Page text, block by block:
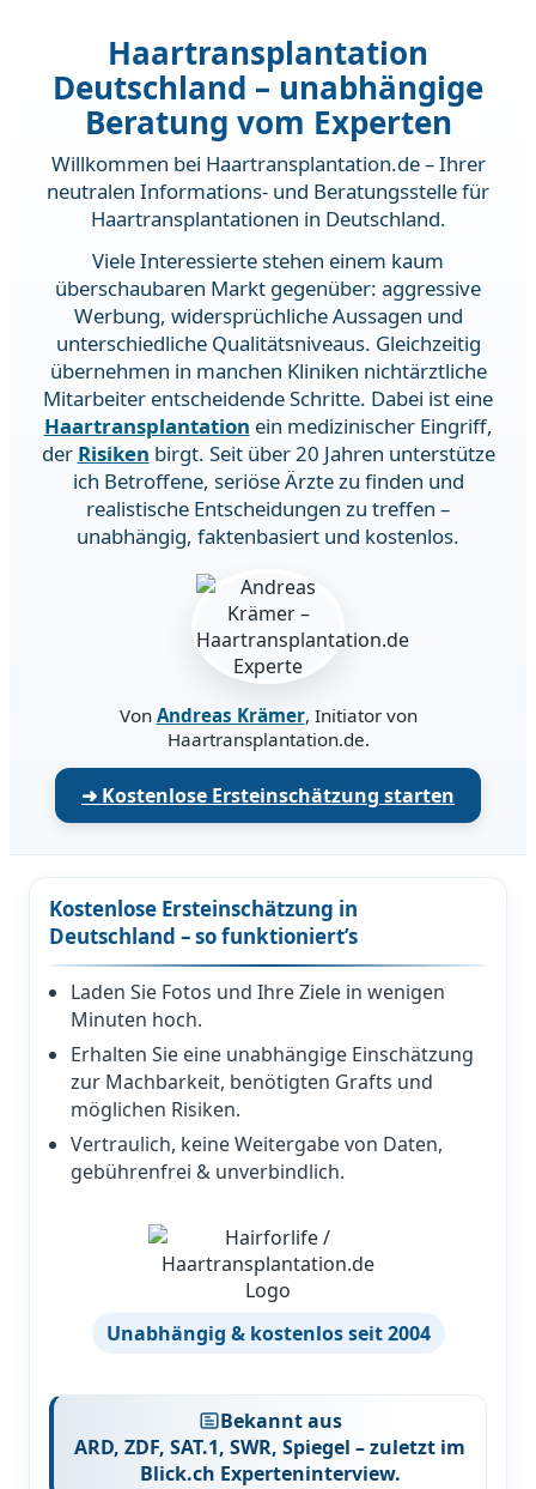
Haartransplantation
Deutschland – unabhängige
Beratung vom Experten
Willkommen bei Haartransplantation.de – Ihrer
neutralen Informations- und Beratungsstelle für
Haartransplantationen in Deutschland.
Viele Interessierte stehen einem kaum
überschaubaren Markt gegenüber: aggressive
Werbung, widersprüchliche Aussagen und
unterschiedliche Qualitätsniveaus. Gleichzeitig
übernehmen in manchen Kliniken nichtärztliche
Mitarbeiter entscheidende Schritte. Dabei ist eine
Haartransplantation ein medizinischer Eingriff,
der Risiken birgt. Seit über 20 Jahren unterstütze
ich Betroffene, seriöse Ärzte zu finden und
realistische Entscheidungen zu treffen –
unabhängig, faktenbasiert und kostenlos.
Von Andreas Krämer, Initiator von
Haartransplantation.de.
➜ Kostenlose Ersteinschätzung starten
Kostenlose Ersteinschätzung in
Deutschland – so funktioniert’s
Laden Sie Fotos und Ihre Ziele in wenigen
Minuten hoch.
Erhalten Sie eine unabhängige Einschätzung
zur Machbarkeit, benötigten Grafts und
möglichen Risiken.
Vertraulich, keine Weitergabe von Daten,
gebührenfrei & unverbindlich.
Unabhängig & kostenlos seit 2004
Bekannt aus
ARD, ZDF, SAT.1, SWR, Spiegel – zuletzt im
Blick.ch Experteninterview.